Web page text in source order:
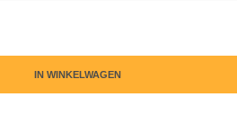
IN WINKELWAGEN